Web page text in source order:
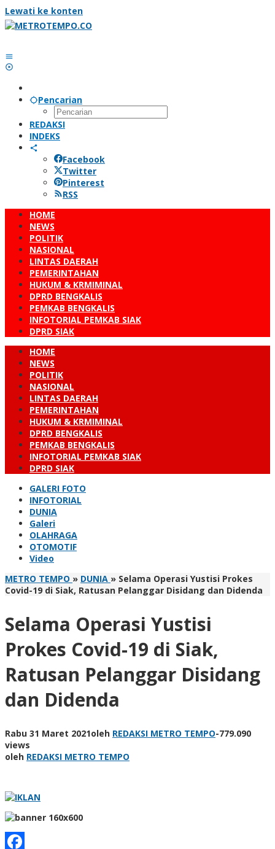
Lewati ke konten
Pencarian
REDAKSI
INDEKS
Facebook
Twitter
Pinterest
RSS
HOME
NEWS
POLITIK
NASIONAL
LINTAS DAERAH
PEMERINTAHAN
HUKUM & KRMIMINAL
DPRD BENGKALIS
PEMKAB BENGKALIS
INFOTORIAL PEMKAB SIAK
DPRD SIAK
HOME
NEWS
POLITIK
NASIONAL
LINTAS DAERAH
PEMERINTAHAN
HUKUM & KRMIMINAL
DPRD BENGKALIS
PEMKAB BENGKALIS
INFOTORIAL PEMKAB SIAK
DPRD SIAK
GALERI FOTO
INFOTORIAL
DUNIA
Galeri
OLAHRAGA
OTOMOTIF
Video
METRO TEMPO » DUNIA » Selama Operasi Yustisi Prokes
Covid-19 di Siak, Ratusan Pelanggar Disidang dan Didenda
Selama Operasi Yustisi
Prokes Covid-19 di Siak,
Ratusan Pelanggar Disidang
dan Didenda
Rabu 31 Maret 2021oleh REDAKSI METRO TEMPO-779.090
views
oleh REDAKSI METRO TEMPO